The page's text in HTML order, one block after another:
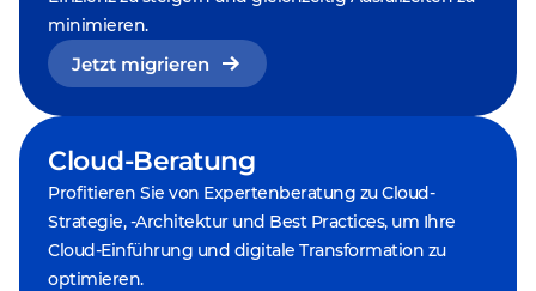
minimieren.
Jetzt migrieren
Cloud-Beratung
Profitieren Sie von Expertenberatung zu Cloud-
Strategie, -Architektur und Best Practices, um Ihre
Cloud-Einführung und digitale Transformation zu
optimieren.